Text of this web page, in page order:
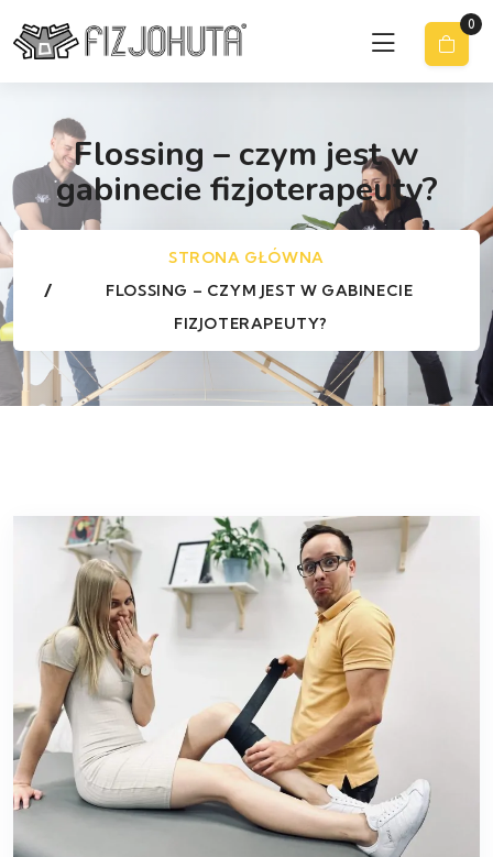
0
Flossing – czym jest w
gabinecie fizjoterapeuty?
STRONA GŁÓWNA
FLOSSING – CZYM JEST W GABINECIE
FIZJOTERAPEUTY?